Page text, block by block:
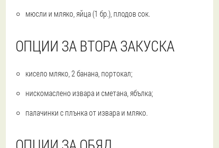
мюсли и мляко, яйца (1 бр.), плодов сок.
ОПЦИИ ЗА ВТОРА ЗАКУСКА
кисело мляко, 2 банана, портокал;
нискомаслено извара и сметана, ябълка;
палачинки с плънка от извара и мляко.